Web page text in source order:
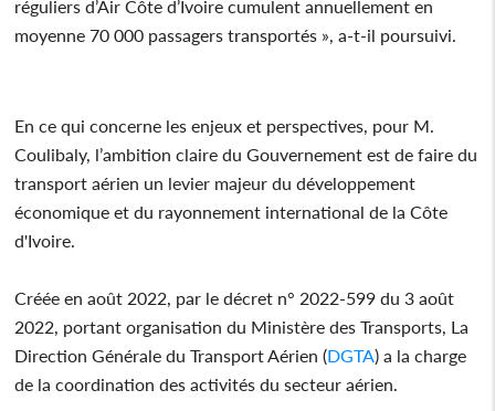
réguliers d’Air Côte d’Ivoire cumulent annuellement en
moyenne 70 000 passagers transportés », a-t-il poursuivi.
En ce qui concerne les enjeux et perspectives, pour M.
Coulibaly, l’ambition claire du Gouvernement est de faire du
transport aérien un levier majeur du développement
économique et du rayonnement international de la Côte
d'Ivoire.
Créée en août 2022, par le décret n° 2022-599 du 3 août
2022, portant organisation du Ministère des Transports, La
Direction Générale du Transport Aérien (DGTA) a la charge
de la coordination des activités du secteur aérien.